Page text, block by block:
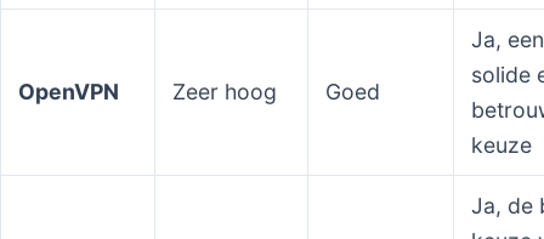
OpenVPN Zeer hoog Goed
Ja, een
solide
keuze
Ja, de